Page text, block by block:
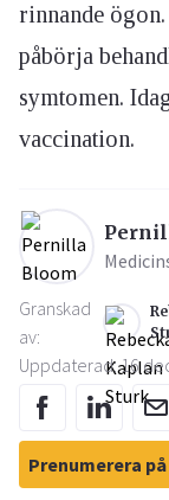
rinnande
påbörja
symtomen.
vaccination.
Granskad
av:
Uppdaterad: 16
Prenumerera